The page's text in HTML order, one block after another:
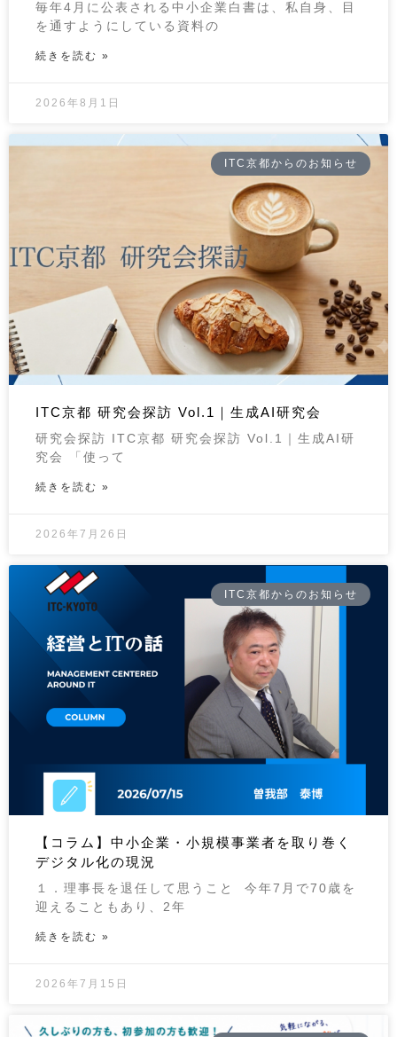
毎年4月に公表される中小企業白書は、私自身、目
を通すようにしている資料の
続きを読む »
2026年8月1日
ITC京都からのお知らせ
ITC京都 研究会探訪 Vol.1｜生成AI研究会
研究会探訪 ITC京都 研究会探訪 Vol.1｜生成AI研
究会 「使って
続きを読む »
2026年7月26日
ITC京都からのお知らせ
【コラム】中小企業・小規模事業者を取り巻く
デジタル化の現況
１．理事長を退任して思うこと 今年7月で70歳を
迎えることもあり、2年
続きを読む »
2026年7月15日